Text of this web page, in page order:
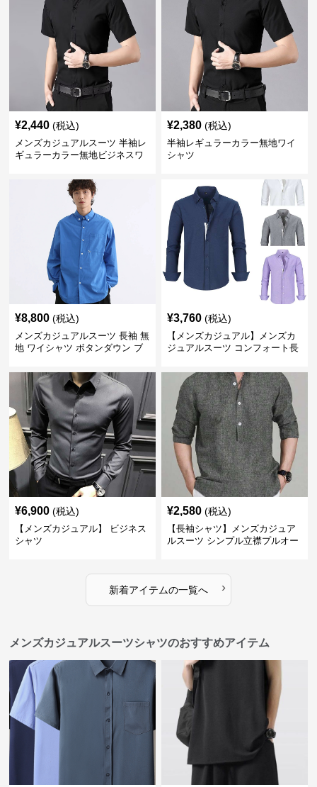
¥2,440 (税込)
メンズカジュアルスーツ 半袖レ
ギュラーカラー無地ビジネスワ
¥2,380 (税込)
半袖レギュラーカラー無地ワイ
シャツ
¥8,800 (税込)
メンズカジュアルスーツ 長袖 無
地 ワイシャツ ボタンダウン ブ
¥3,760 (税込)
【メンズカジュアル】メンズカ
ジュアルスーツ コンフォート長
¥6,900 (税込)
【メンズカジュアル】 ビジネス
シャツ
¥2,580 (税込)
【長袖シャツ】メンズカジュア
ルスーツ シンプル立襟プルオー
新着アイテムの一覧へ ›
メンズカジュアルスーツシャツのおすすめアイテム